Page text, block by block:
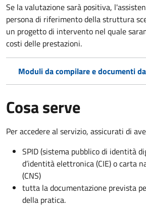
Se la valutazione sarà positiva,
persona di riferimento della struttura
un progetto di intervento nel quale
costi delle prestazioni.
Moduli da compilare e documenti
Cosa serve
Per accedere al servizio, assicurati di
SPID (sistema pubblico di identità
d’identità elettronica (CIE) o carta
(CNS)
tutta la documentazione prevista
della pratica.